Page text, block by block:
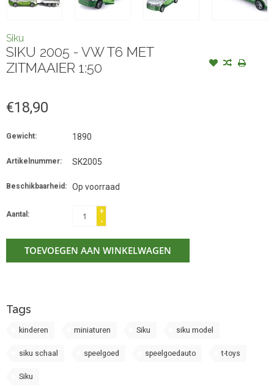
Siku
SIKU 2005 - VW T6 MET
ZITMAAIER 1:50
€18,90
Gewicht: 1890
Artikelnummer: SK2005
Beschikbaarheid: Op voorraad
Aantal:
+
-
TOEVOEGEN AAN WINKELWAGEN
Tags
kinderen miniaturen Siku siku model
siku schaal speelgoed speelgoedauto t-toys
Siku